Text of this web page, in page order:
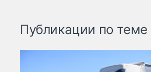
Публикации по теме